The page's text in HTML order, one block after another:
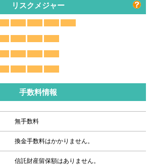
リスクメジャー
手数料情報
無手数料
換金手数料はかかりません。
信託財産留保額はありません。